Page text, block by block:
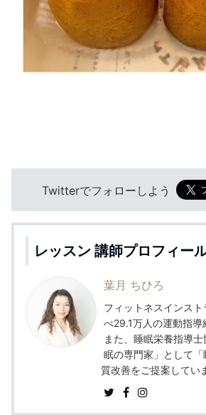
Twitterでフォローしよう
レッスン 講師プロフィー
葉月 ちひろ
フィットネスインス
べ29.1万人の運動指導
また、睡眠栄養指導
眠の専門家」として
質改善をご提案してい